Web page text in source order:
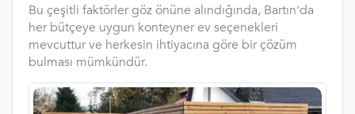
Bu çeşitli faktörler göz önüne alındığında, Bartın'da
her bütçeye uygun konteyner ev seçenekleri
mevcuttur ve herkesin ihtiyacına göre bir çözüm
bulması mümkündür.